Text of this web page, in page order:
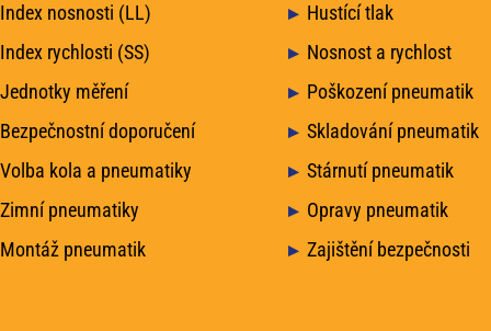
Index nosnosti (LL)
Hustící tlak
Index rychlosti (SS)
Nosnost a rychlost
Jednotky měření
Poškození pneumatik
Bezpečnostní doporučení
Skladování pneumatik
Volba kola a pneumatiky
Stárnutí pneumatik
Zimní pneumatiky
Opravy pneumatik
Montáž pneumatik
Zajištění bezpečnosti